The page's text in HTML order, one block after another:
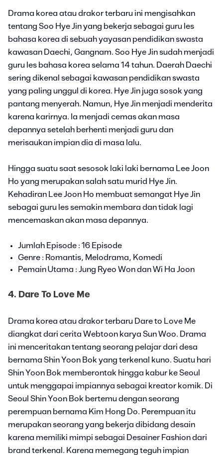
Drama korea atau drakor terbaru ini mengisahkan
tentang Soo Hye Jin yang bekerja sebagai guru les
bahasa korea di sebuah yayasan pendidikan swasta
kawasan Daechi, Gangnam. Soo Hye Jin sudah menjadi
guru les bahasa korea selama 14 tahun. Daerah Daechi
sering dikenal sebagai kawasan pendidikan swasta
yang paling unggul di korea. Hye Jin juga sosok yang
pantang menyerah. Namun, Hye Jin menjadi menderita
karena karirnya. Ia menjadi cemas akan masa
depannya setelah berhenti menjadi guru dan
merisaukan impian dia di masa lalu.
Hingga suatu saat sesosok laki laki bernama Lee Joon
Ho yang merupakan salah satu murid Hye Jin.
Kehadiran Lee Joon Ho membuat semangat Hye Jin
sebagai guru les semakin membara dan tidak lagi
mencemaskan akan masa depannya.
Jumlah Episode : 16 Episode
Genre : Romantis, Melodrama, Komedi
Pemain Utama : Jung Ryeo Won dan Wi Ha Joon
4. Dare To Love Me
Drama korea atau drakor terbaru Dare to Love Me
diangkat dari cerita Webtoon karya Sun Woo. Drama
ini menceritakan tentang seorang pelajar dari desa
bernama Shin Yoon Bok yang terkenal kuno. Suatu hari
Shin Yoon Bok memberontak hingga kabur ke Seoul
untuk menggapai impiannya sebagai kreator komik. Di
Seoul Shin Yoon Bok bertemu dengan seorang
perempuan bernama Kim Hong Do. Perempuan itu
merupakan seorang yang bekerja dibidang desain
karena memiliki mimpi sebagai Desainer Fashion dari
brand terkenal. Karena memegang teguh impian